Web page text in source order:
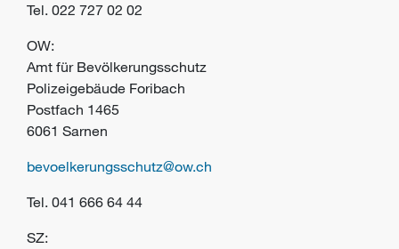
Tel. 022 727 02 02
OW:
Amt für Bevölkerungsschutz
Polizeigebäude Foribach
Postfach 1465
6061 Sarnen
bevoelkerungsschutz@ow.ch
Tel. 041 666 64 44
SZ: